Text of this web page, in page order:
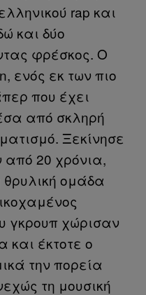
rap και
και δύο
φρέσκος. Ο
ενός εκ των πιο
που έχει
από σκληρή
Ξεκίνησε
από 20 χρόνια,
θρυλική ομάδα
γκρουπ χώρισαν
και έκτοτε ο
την πορεία
τη μουσική